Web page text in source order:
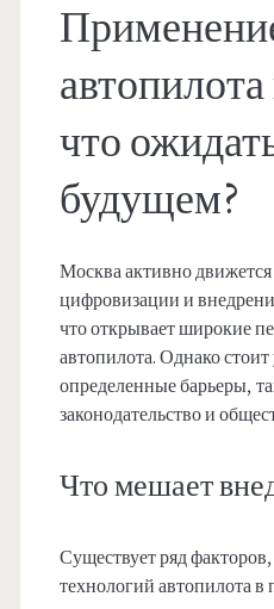
что
будущем?
Москва активно движется
цифровизации и
что открывает широкие
автопилота. Однако стоит
определенные барьеры,
законодательство и
Что мешает
Существует ряд
технологий автопилота в